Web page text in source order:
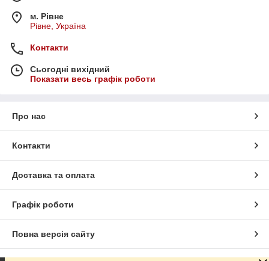
м. Рівне
Рівне, Україна
Контакти
Сьогодні вихідний
Показати весь графік роботи
Про нас
Контакти
Доставка та оплата
Графік роботи
Повна версія сайту